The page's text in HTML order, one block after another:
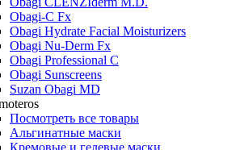
Obagi-C Fx
Obagi Hydrate Facial Moisturizers
Obagi Nu-Derm Fx
Obagi Professional C
Obagi Sunscreens
Suzan Obagi MD
Посмотреть все товары
Альгинатные маски
Кремовые и гелевые маски